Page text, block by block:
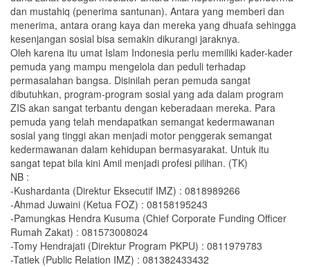
dan mustahiq (penerima santunan). Antara yang memberi dan
menerima, antara orang kaya dan mereka yang dhuafa sehingga
kesenjangan sosial bisa semakin dikurangi jaraknya.
Oleh karena itu umat Islam Indonesia perlu memiliki kader-kader
pemuda yang mampu mengelola dan peduli terhadap
permasalahan bangsa. Disinilah peran pemuda sangat
dibutuhkan, program-program sosial yang ada dalam program
ZIS akan sangat terbantu dengan keberadaan mereka. Para
pemuda yang telah mendapatkan semangat kedermawanan
sosial yang tinggi akan menjadi motor penggerak semangat
kedermawanan dalam kehidupan bermasyarakat. Untuk itu
sangat tepat bila kini Amil menjadi profesi pilihan. (TK)
NB :
-Kushardanta (Direktur Eksecutif IMZ) : 0818989266
-Ahmad Juwaini (Ketua FOZ) : 08158195243
-Pamungkas Hendra Kusuma (Chief Corporate Funding Officer
Rumah Zakat) : 081573008024
-Tomy Hendrajati (Direktur Program PKPU) : 0811979783
-Tatiek (Public Relation IMZ) : 081382433432